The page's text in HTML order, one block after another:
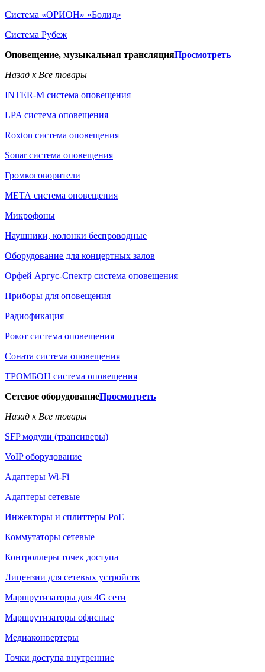
Система «ОРИОН» «Болид»
Система Рубеж
Оповещение, музыкальная трансляцияПросмотреть
Назад к Все товары
INTER-M система оповещения
LPA система оповещения
Roxton система оповещения
Sonar система оповещения
Громкоговорители
МЕТА система оповещения
Микрофоны
Наушники, колонки беспроводные
Оборудование для концертных залов
Орфей Аргус-Спектр система оповещения
Приборы для оповещения
Радиофикация
Рокот система оповещения
Соната система оповещения
ТРОМБОН система оповещения
Сетевое оборудованиеПросмотреть
Назад к Все товары
SFP модули (трансиверы)
VoIP оборудование
Адаптеры Wi-Fi
Адаптеры сетевые
Инжекторы и сплиттеры РоЕ
Коммутаторы сетевые
Контроллеры точек доступа
Лицензии для сетевых устройств
Маршрутизаторы для 4G сети
Маршрутизаторы офисные
Медиаконвертеры
Точки доступа внутренние